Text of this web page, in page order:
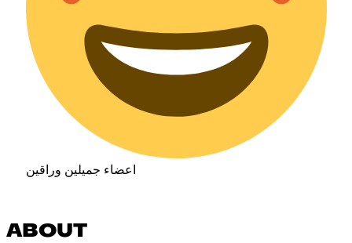
اعضاء جميلين وراقين
ABOUT